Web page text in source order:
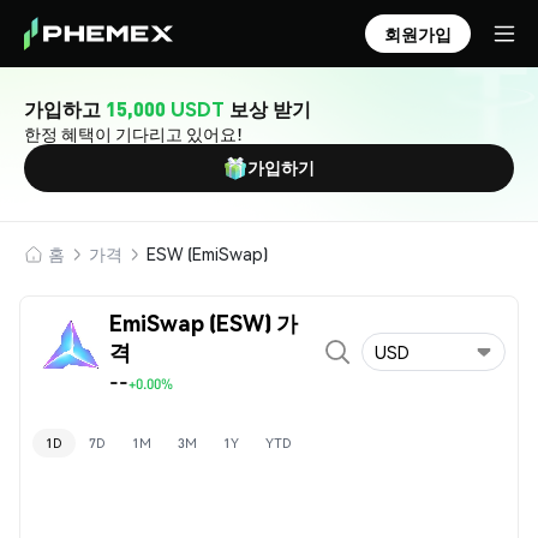
회원가입
가입하고 15,000 USDT 보상 받기
한정 혜택이 기다리고 있어요!
가입하기
홈 가격 ESW (EmiSwap)
EmiSwap (ESW) 가
격
--+0.00%
USD
1D 7D 1M 3M 1Y YTD